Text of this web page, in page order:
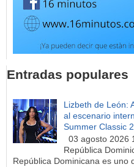
Entradas populares
Lizbeth de León:
al escenario
Summer Classic
03 agosto 2026
República
República Dominicana es uno